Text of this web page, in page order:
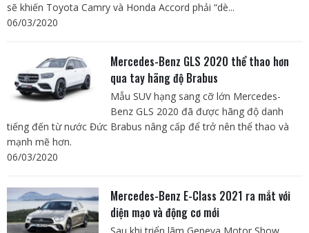
sẽ khiến Toyota Camry và Honda Accord phải “dè...
06/03/2020
Mercedes-Benz GLS 2020 thể thao hơn
qua tay hãng độ Brabus
Mẫu SUV hạng sang cỡ lớn Mercedes-
Benz GLS 2020 đã được hãng độ danh
tiếng đến từ nước Đức Brabus nâng cấp để trở nên thể thao và
mạnh mẽ hơn.
06/03/2020
Mercedes-Benz E-Class 2021 ra mắt với
diện mạo và động cơ mới